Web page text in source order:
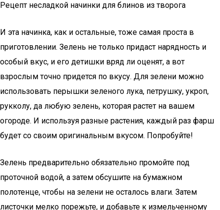
Рецепт несладкой начинки для блинов из творога
И эта начинка, как и остальные, тоже самая проста в
приготовлении. Зелень не только придаст нарядность и
особый вкус, и его детишки вряд ли оценят, а вот
взрослым точно придется по вкусу. Для зелени можно
использовать перышки зеленого лука, петрушку, укроп,
рукколу, да любую зелень, которая растет на вашем
огороде. И используя разные растения, каждый раз фарш
будет со своим оригинальным вкусом. Попробуйте!
Зелень предварительно обязательно промойте под
проточной водой, а затем обсушите на бумажном
полотенце, чтобы на зелени не осталось влаги. Затем
листочки мелко порежьте, и добавьте к измельченному